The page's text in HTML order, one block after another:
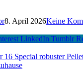
8. April 2026Keine
LinkedIn Tumblr